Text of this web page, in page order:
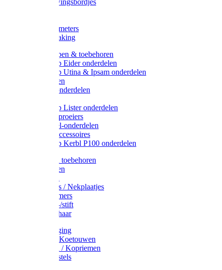
Waarschuwingsbordjes
Wegers en meters
Video bewaking
Weidepompen & toebehoren
Weidepomp Eider onderdelen
Weidepomp Utina & Ipsam onderdelen
Drinkbakken
Drinkbak onderdelen
Weidepomp Lister onderdelen
Nippels / Sproeiers
Drinknippel-onderdelen
Drinkbak accessoires
Weidepomp Kerbl P100 onderdelen
Oormerken toebehoren
Enkelbanden
Halsplaatjes / Nekplaatjes
Kokernummers
Merkspray-/stift
Veemerkschaar
Uierverzorging
Halsters & Koetouwen
Halsriemen / Kopriemen
Koerugborstels